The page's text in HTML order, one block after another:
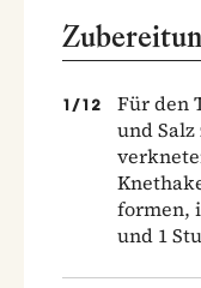
1 /12
Für den
und
formen,
und 1